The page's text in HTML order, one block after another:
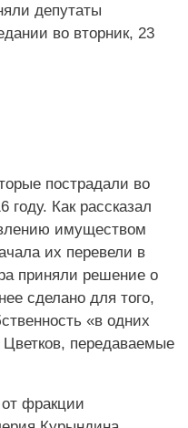
депутаты
во вторник, 23
пострадали во
году. Как рассказал
имуществом
их перевели в
приняли решение о
сделано для того,
«в одних
передаваемые
фракции